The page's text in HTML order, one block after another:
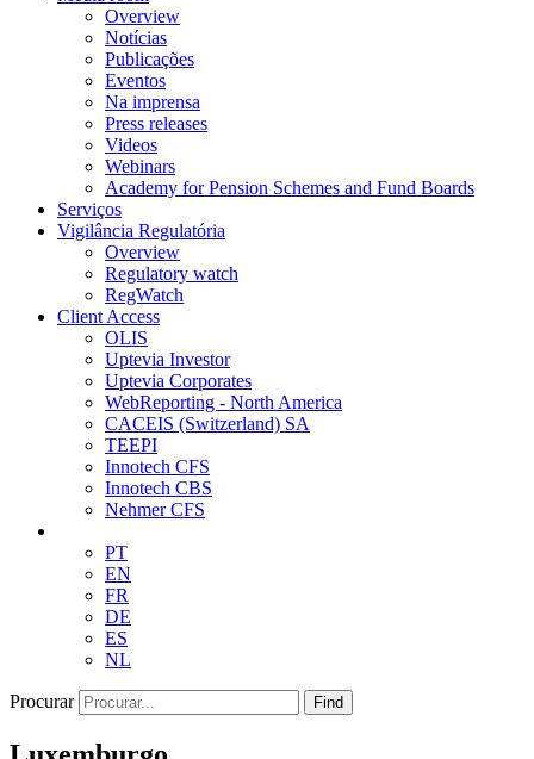
Overview
Notícias
Publicações
Eventos
Na imprensa
Press releases
Videos
Webinars
Academy for Pension Schemes and Fund Boards
Serviços
Vigilância Regulatória
Overview
Regulatory watch
RegWatch
Client Access
OLIS
Uptevia Investor
Uptevia Corporates
WebReporting - North America
CACEIS (Switzerland) SA
TEEPI
Innotech CFS
Innotech CBS
Nehmer CFS
PT
EN
FR
DE
ES
NL
Procurar Find